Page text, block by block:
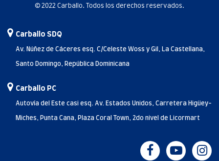
© 2022 Carballo. Todos los derechos reservados.
Carballo SDQ
Av. Núñez de Cáceres esq. C/Celeste Woss y Gil, La Castellana,
Santo Domingo, República Dominicana
Carballo PC
Autovía del Este casi esq. Av. Estados Unidos, Carretera Higüey-
Miches, Punta Cana, Plaza Coral Town, 2do nivel de Licormart